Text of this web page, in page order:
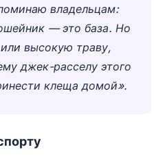
владельцам:
— это база. Но
высокую траву,
джек-расселу этого
клеща домой».